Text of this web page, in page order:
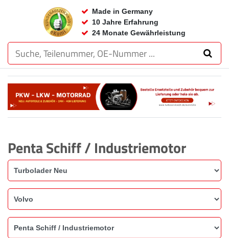
Made in Germany
10 Jahre Erfahrung
24 Monate Gewährleistung
Penta Schiff / Industriemotor